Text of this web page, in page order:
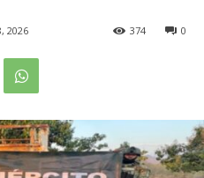
2026 0
374